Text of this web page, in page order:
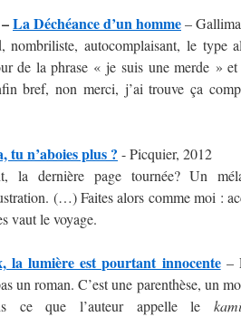
La Déchéance d’un homme–
nombriliste, autocomplaisant, le type
de la phrase « je suis une merde »
bref, non merci, j’ai trouve ça
tu n’aboies plus ? - Picquier, 2012
la dernière page tournée? Un
(…) Faites alors comme moi :
vaut le voyage.
la lumière est pourtant innocente–
un roman. C’est une parenthèse, un
ce que l’auteur appelle le